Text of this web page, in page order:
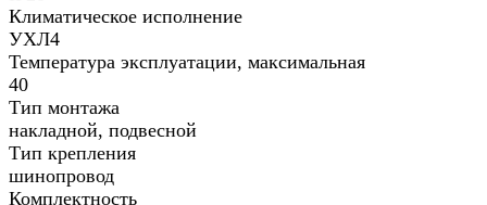
Климатическое исполнение
УХЛ4
Температура эксплуатации, максимальная
40
Тип монтажа
накладной, подвесной
Тип крепления
шинопровод
Комплектность